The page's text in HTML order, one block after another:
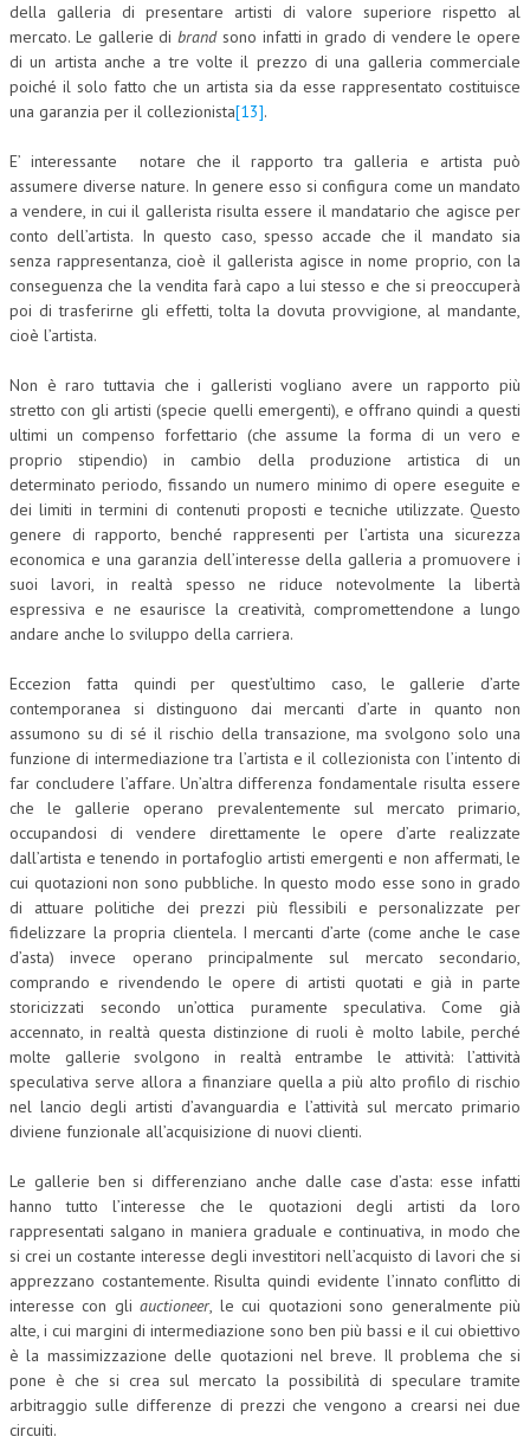
della galleria di presentare artisti di valore superiore rispetto al
mercato. Le gallerie di brandsono infatti in grado di vendere le opere
di un artista anche a tre volte il prezzo di una galleria commerciale
poiché il solo fatto che un artista sia da esse rappresentato costituisce
una garanzia per il collezionista[13].
E’ interessante notare che il rapporto tra galleria e artista può
assumere diverse nature. In genere esso si configura come un mandato
a vendere, in cui il gallerista risulta essere il mandatario che agisce per
conto dell’artista. In questo caso, spesso accade che il mandato sia
senza rappresentanza, cioè il gallerista agisce in nome proprio, con la
conseguenza che la vendita farà capo a lui stesso e che si preoccuperà
poi di trasferirne gli effetti, tolta la dovuta provvigione, al mandante,
cioè l’artista.
Non è raro tuttavia che i galleristi vogliano avere un rapporto più
stretto con gli artisti (specie quelli emergenti), e offrano quindi a questi
ultimi un compenso forfettario (che assume la forma di un vero e
proprio stipendio) in cambio della produzione artistica di un
determinato periodo, fissando un numero minimo di opere eseguite e
dei limiti in termini di contenuti proposti e tecniche utilizzate. Questo
genere di rapporto, benché rappresenti per l’artista una sicurezza
economica e una garanzia dell’interesse della galleria a promuovere i
suoi lavori, in realtà spesso ne riduce notevolmente la libertà
espressiva e ne esaurisce la creatività, compromettendone a lungo
andare anche lo sviluppo della carriera.
Eccezion fatta quindi per quest’ultimo caso, le gallerie d’arte
contemporanea si distinguono dai mercanti d’arte in quanto non
assumono su di sé il rischio della transazione, ma svolgono solo una
funzione di intermediazione tra l’artista e il collezionista con l’intento di
far concludere l’affare. Un’altra differenza fondamentale risulta essere
che le gallerie operano prevalentemente sul mercato primario,
occupandosi di vendere direttamente le opere d’arte realizzate
dall’artista e tenendo in portafoglio artisti emergenti e non affermati, le
cui quotazioni non sono pubbliche. In questo modo esse sono in grado
di attuare politiche dei prezzi più flessibili e personalizzate per
fidelizzare la propria clientela. I mercanti d’arte (come anche le case
d’asta) invece operano principalmente sul mercato secondario,
comprando e rivendendo le opere di artisti quotati e già in parte
storicizzati secondo un’ottica puramente speculativa. Come già
accennato, in realtà questa distinzione di ruoli è molto labile, perché
molte gallerie svolgono in realtà entrambe le attività: l’attività
speculativa serve allora a finanziare quella a più alto profilo di rischio
nel lancio degli artisti d’avanguardia e l’attività sul mercato primario
diviene funzionale all’acquisizione di nuovi clienti.
Le gallerie ben si differenziano anche dalle case d’asta: esse infatti
hanno tutto l’interesse che le quotazioni degli artisti da loro
rappresentati salgano in maniera graduale e continuativa, in modo che
si crei un costante interesse degli investitori nell’acquisto di lavori che si
apprezzano costantemente. Risulta quindi evidente l’innato conflitto di
interesse con gliauctioneer, le cui quotazioni sono generalmente più
alte, i cui margini di intermediazione sono ben più bassi e il cui obiettivo
è la massimizzazione delle quotazioni nel breve. Il problema che si
pone è che si crea sul mercato la possibilità di speculare tramite
arbitraggio sulle differenze di prezzi che vengono a crearsi nei due
circuiti.